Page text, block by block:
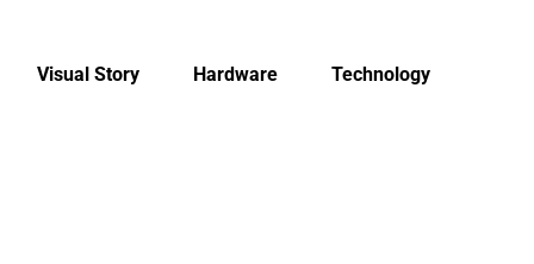
Visual Story Hardware Technology